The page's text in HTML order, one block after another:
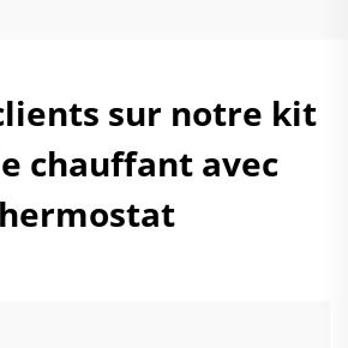
sur notre kit
chauffant avec